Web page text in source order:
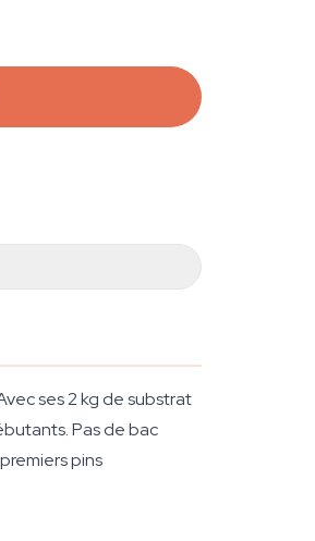
ses 2 kg de substrat
Pas de bac
pins